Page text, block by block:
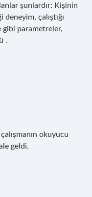
şunlardır: Kişinin
çalıştığı
gibi parametreler,
.
okuyucu
geldi.